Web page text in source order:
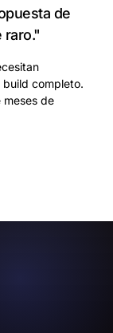
de
raro."
completo.
meses de